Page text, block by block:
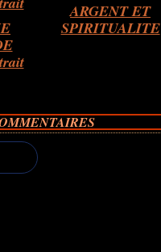
ARGENT ET
SPIRITUALITE